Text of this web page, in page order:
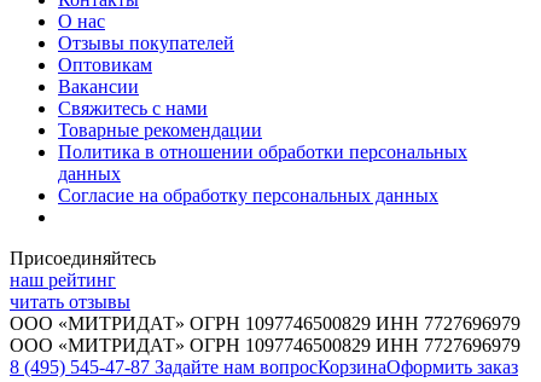
О нас
Отзывы покупателей
Оптовикам
Вакансии
Свяжитесь с нами
Товарные рекомендации
Политика в отношении обработки персональных
данных
Согласие на обработку персональных данных
Присоединяйтесь
наш рейтинг
читать отзывы
ООО «МИТРИДАТ» ОГРН 1097746500829 ИНН 7727696979
ООО «МИТРИДАТ» ОГРН 1097746500829 ИНН 7727696979
8 (495) 545-47-87 Задайте нам вопросКорзинаОформить заказ